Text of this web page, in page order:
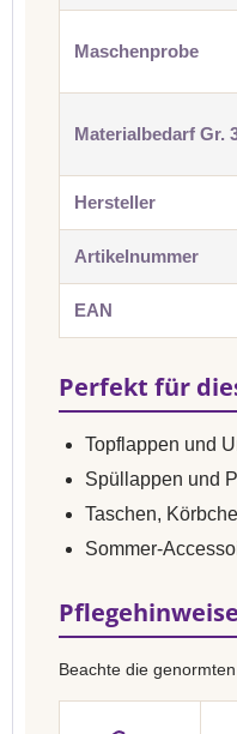
Maschenprobe
Materialbedarf Gr.
Hersteller
Artikelnummer
EAN
Perfekt für
Topflappen und
Spüllappen und
Taschen,
Sommer-
Pflegehinweise
Beachte die